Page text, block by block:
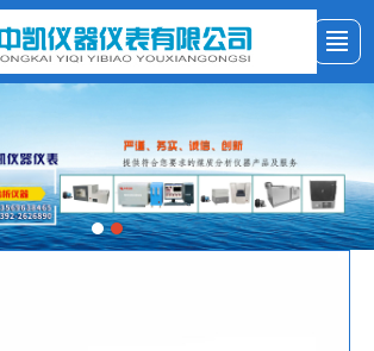
首页 公司简介 新闻资讯
客户服务 LBS 联系我们